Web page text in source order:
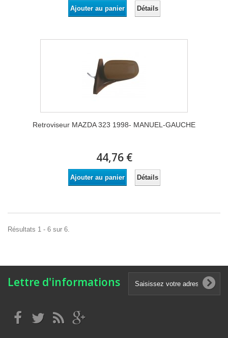
Ajouter au panier Détails
Retroviseur MAZDA 323 1998- MANUEL-GAUCHE
44,76 €
Ajouter au panier Détails
Résultats 1 - 6 sur 6.
Lettre d'informations